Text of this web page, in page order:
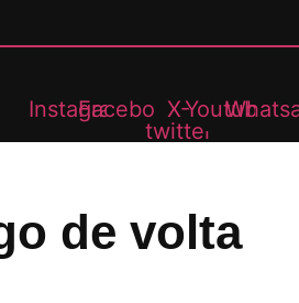
InstagramFacebookX-
twitter
Youtube
de volta